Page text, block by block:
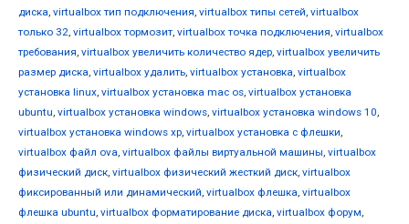
диска, virtualbox тип подключения, virtualbox типы сетей, virtualbox
только 32, virtualbox тормозит, virtualbox точка подключения, virtualbox
требования, virtualbox увеличить количество ядер, virtualbox увеличить
размер диска, virtualbox удалить, virtualbox установка, virtualbox
установка linux, virtualbox установка mac os, virtualbox установка
ubuntu, virtualbox установка windows, virtualbox установка windows 10,
virtualbox установка windows xp, virtualbox установка с флешки,
virtualbox файл ova, virtualbox файлы виртуальной машины, virtualbox
физический диск, virtualbox физический жесткий диск, virtualbox
фиксированный или динамический, virtualbox флешка, virtualbox
флешка ubuntu, virtualbox форматирование диска, virtualbox форум,